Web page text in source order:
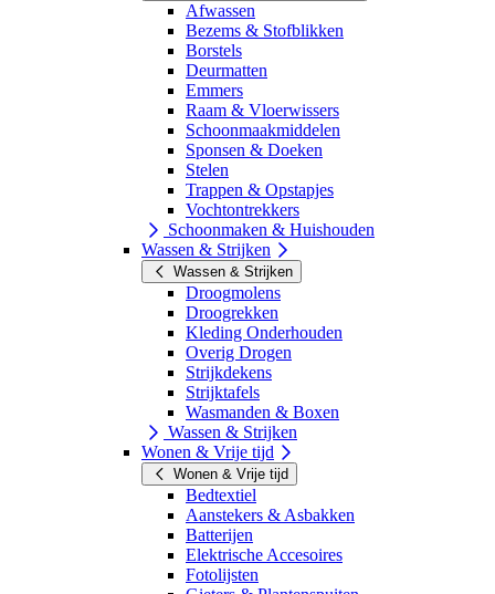
Afwassen
Bezems & Stofblikken
Borstels
Deurmatten
Emmers
Raam & Vloerwissers
Schoonmaakmiddelen
Sponsen & Doeken
Stelen
Trappen & Opstapjes
Vochtontrekkers
Schoonmaken & Huishouden
Wassen & Strijken
Wassen & Strijken
Droogmolens
Droogrekken
Kleding Onderhouden
Overig Drogen
Strijkdekens
Strijktafels
Wasmanden & Boxen
Wassen & Strijken
Wonen & Vrije tijd
Wonen & Vrije tijd
Bedtextiel
Aanstekers & Asbakken
Batterijen
Elektrische Accesoires
Fotolijsten